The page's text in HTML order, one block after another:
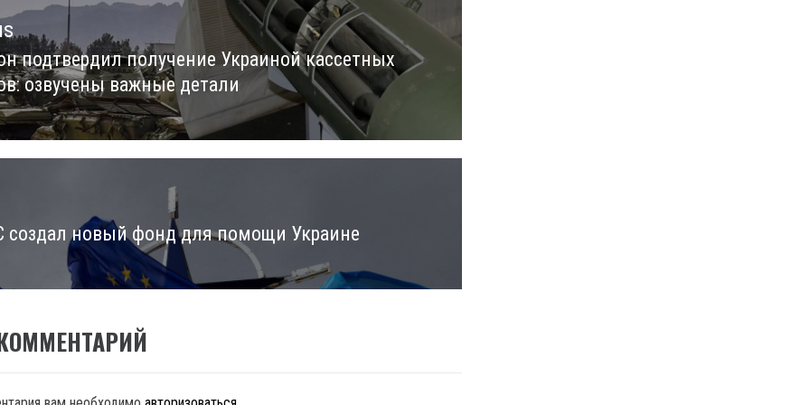
подтвердил получение Украиной кассетных
озвучены важные детали
создал новый фонд для помощи Украине